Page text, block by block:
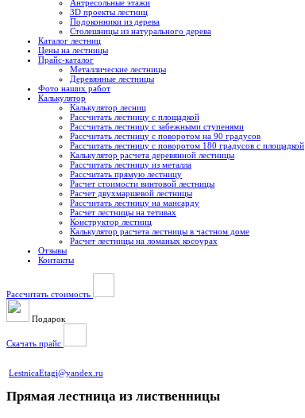
Антресольные этажи
3D проекты лестниц
Подоконники из дерева
Столешницы из натурального дерева
Каталог лестниц
Цены на лестницы
Прайс-каталог
Металлические лестницы
Деревянные лестницы
Фото наших работ
Калькулятор
Калькулятор лесниц
Рассчитать лестницу с площадкой
Рассчитать лестницу с забежными ступенями
Рассчитать лестницу с поворотом на 90 градусов
Рассчитать лестницу с поворотом 180 градусов с площадкой
Калькулятор расчета деревянной лестницы
Рассчитать лестницу из металла
Рассчитать прямую лестницу
Расчет стоимости винтовой лестницы
Расчет двухмаршевой лестницы
Рассчитать лестницу на мансарду
Расчет лестницы на тетивах
Конструктор лестниц
Калькулятор расчета лестницы в частном доме
Расчет лестницы на ломаных косоурах
Отзывы
Контакты
Рассчитать стоимость
Подарок
Скачать прайс
LestnicaEtagi@yandex.ru
Прямая лестница из лиственницы